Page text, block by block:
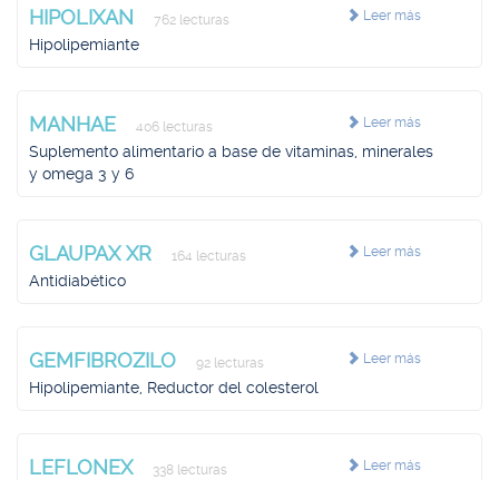
Leer más
HIPOLIXAN 762 lecturas
Hipolipemiante
Leer más
MANHAE 406 lecturas
Suplemento alimentario a base de vitaminas, minerales
y omega 3 y 6
Leer más
GLAUPAX XR 164 lecturas
Antidiabético
Leer más
GEMFIBROZILO 92 lecturas
Hipolipemiante, Reductor del colesterol
Leer más
LEFLONEX 338 lecturas